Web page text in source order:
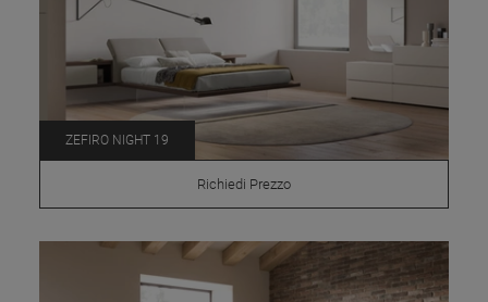
ZEFIRO NIGHT 19
Richiedi Prezzo